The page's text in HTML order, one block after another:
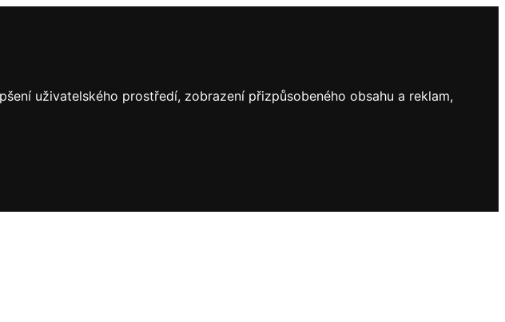
uživatelského prostředí, zobrazení přizpůsobeného obsahu a reklam,